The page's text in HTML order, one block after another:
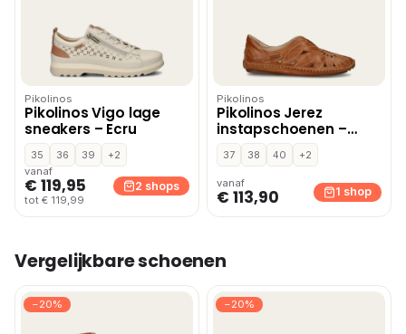
Pikolinos
Pikolinos Vigo lage
sneakers – Ecru
35 36 39
+2
vanaf
€ 119,95
tot € 119,99
2 shops
Pikolinos
Pikolinos Jerez
instapschoenen –
Cognac
37 38 40 +2
vanaf
€ 113,90 1 shop
Vergelijkbare schoenen
−20% −20%